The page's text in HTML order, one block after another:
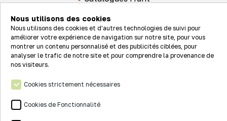
Actualités
Connexion
Nos réseaux
Nous utilisons des cookies
Nous utilisons des cookies et d'autres technologies de suivi pour
améliorer votre expérience de navigation sur notre site, pour vous
montrer un contenu personnalisé et des publicités ciblées, pour
analyser le trafic de notre site et pour comprendre la provenance de
nos visiteurs.
Cookies strictement nécessaires
Cookies de Fonctionnalité